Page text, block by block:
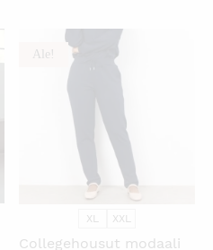
Ale! KATSO PIKANÄKYMÄ
XL XXL
Collegehousut modaali